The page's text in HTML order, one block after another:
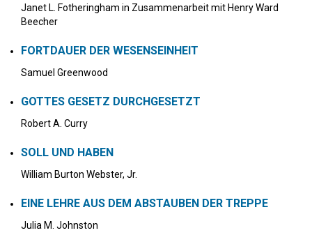
Janet L. Fotheringham in Zusammenarbeit mit Henry Ward
Beecher
FORTDAUER DER WESENSEINHEIT
Samuel Greenwood
GOTTES GESETZ DURCHGESETZT
Robert A. Curry
SOLL UND HABEN
William Burton Webster, Jr.
EINE LEHRE AUS DEM ABSTAUBEN DER TREPPE
Julia M. Johnston